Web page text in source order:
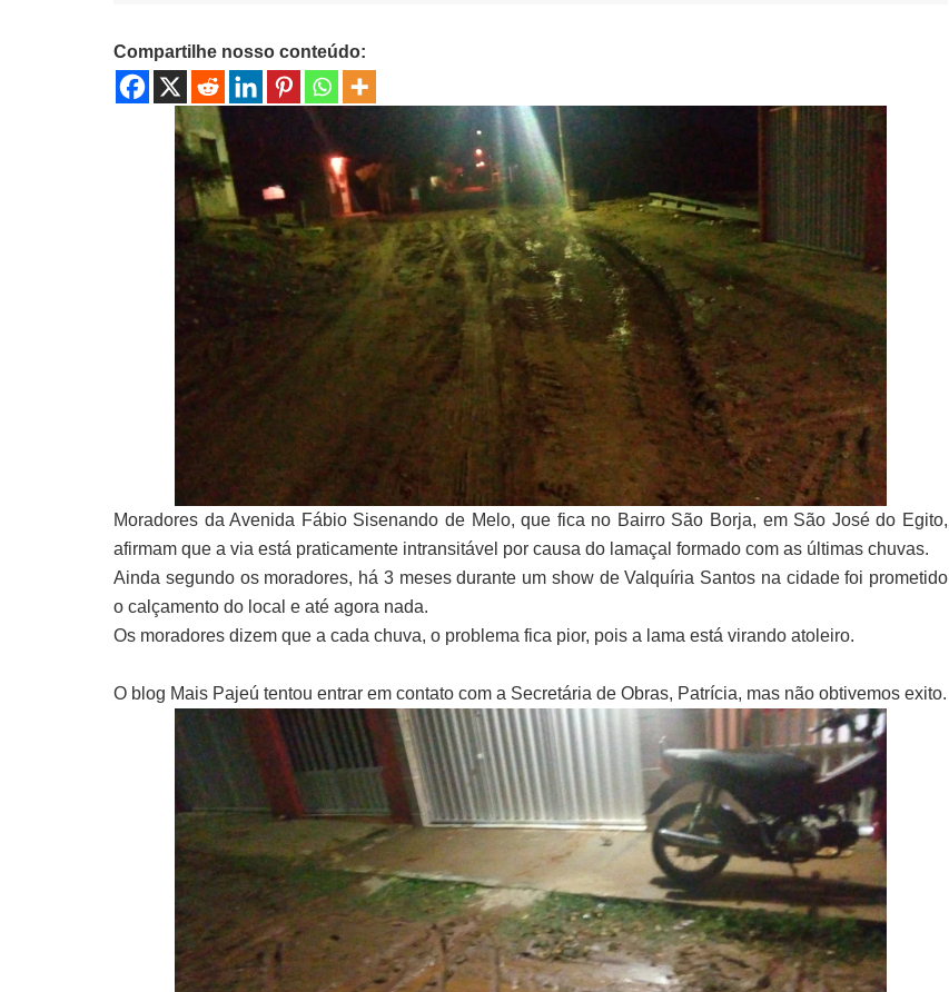
Compartilhe nosso conteúdo:
Moradores da Avenida Fábio Sisenando de Melo, que fica no Bairro São Borja, em São José do Egito,
afirmam que a via está praticamente intransitável por causa do lamaçal formado com as últimas chuvas.
Ainda segundo os moradores, há 3 meses durante um show de Valquíria Santos na cidade foi prometido
o calçamento do local e até agora nada.
Os moradores dizem que a cada chuva, o problema fica pior, pois a lama está virando atoleiro.
O blog Mais Pajeú tentou entrar em contato com a Secretária de Obras, Patrícia, mas não obtivemos exito.